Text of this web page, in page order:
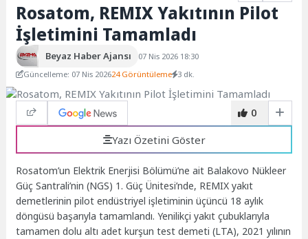
Rosatom, REMIX Yakıtının Pilot
İşletimini Tamamladı
Beyaz Haber Ajansı
07 Nis 2026 18:30
Güncelleme: 07 Nis 202624 Görüntüleme 3 dk.
0
Yazı Özetini Göster
Rosatom’un Elektrik Enerjisi Bölümü’ne ait Balakovo Nükleer
Güç Santrali’nin (NGS) 1. Güç Ünitesi’nde, REMIX yakıt
demetlerinin pilot endüstriyel işletiminin üçüncü 18 aylık
döngüsü başarıyla tamamlandı. Yenilikçi yakıt çubuklarıyla
tamamen dolu altı adet kurşun test demeti (LTA), 2021 yılının